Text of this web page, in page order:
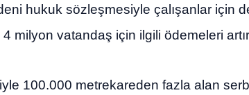
hukuk sözleşmesiyle çalışanlar için
milyon vatandaş için ilgili ödemeleri
100.000 metrekareden fazla alan